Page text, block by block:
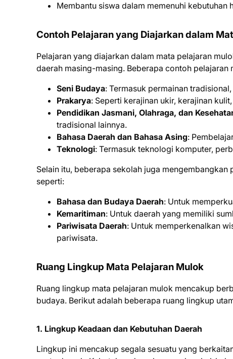
Membantu siswa dalam memenuhi
Contoh Pelajaran yang Diajarkan dalam
Pelajaran yang diajarkan dalam mata pelajaran
daerah masing-masing. Beberapa contoh
Seni Budaya: Termasuk permainan
Prakarya: Seperti kerajinan ukir, kerajinan
Pendidikan Jasmani, Olahraga, dan
tradisional lainnya.
Bahasa Daerah dan Bahasa Asing:
Teknologi: Termasuk teknologi komputer,
Selain itu, beberapa sekolah juga
seperti:
Bahasa dan Budaya Daerah: Untuk
Kemaritiman: Untuk daerah yang memiliki
Pariwisata Daerah: Untuk memperkenalkan
pariwisata.
Ruang Lingkup Mata Pelajaran Mulok
Ruang lingkup mata pelajaran mulok mencakup
budaya. Berikut adalah beberapa ruang lingkup
1. Lingkup Keadaan dan Kebutuhan Daerah
Lingkup ini mencakup segala sesuatu yang